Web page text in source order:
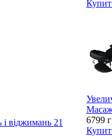
і віджимань 21
6799